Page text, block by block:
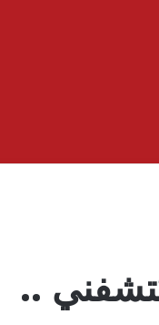
..